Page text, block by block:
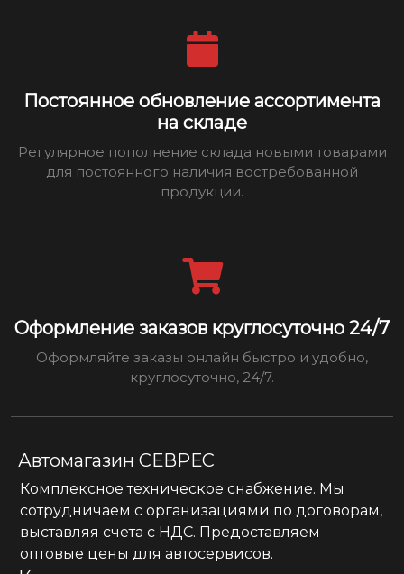
Постоянное обновление ассортимента
на складе
Регулярное пополнение склада новыми товарами
для постоянного наличия востребованной
продукции.
Оформление заказов круглосуточно 24/7
Оформляйте заказы онлайн быстро и удобно,
круглосуточно, 24/7.
Автомагазин СЕВРЕС
Комплексное техническое снабжение. Мы
сотрудничаем с организациями по договорам,
выставляя счета с НДС. Предоставляем
оптовые цены для автосервисов.